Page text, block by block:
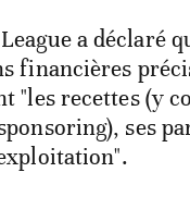
a déclaré
financières
"les recettes (y
ses